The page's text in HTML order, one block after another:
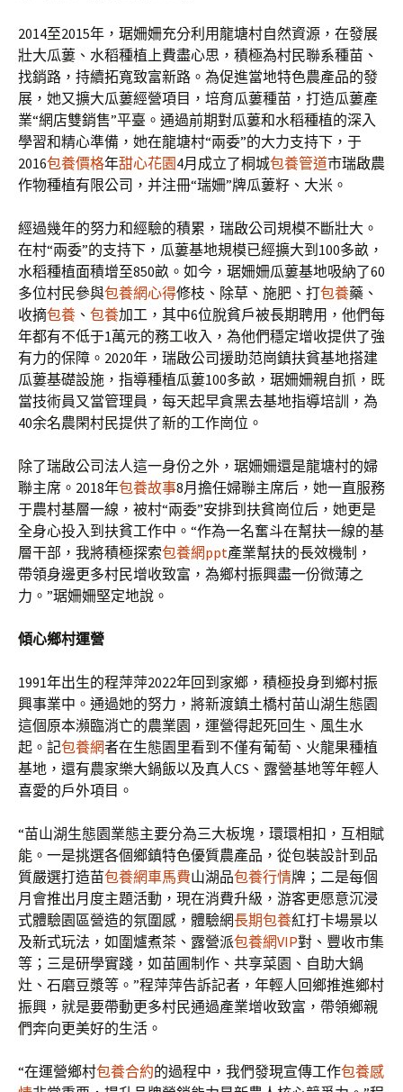
2014至2015年，琚姍姍充分利用龍塘村自然資源，在發展
壯大瓜蔞、水稻種植上費盡心思，積極為村民聯系種苗、
找銷路，持續拓寬致富新路。為促進當地特色農產品的發
展，她又擴大瓜蔞經營項目，培育瓜蔞種苗，打造瓜蔞產
業“網店雙銷售”平臺。通過前期對瓜蔞和水稻種植的深入
學習和精心準備，她在龍塘村“兩委”的大力支持下，于
2016包養價格年甜心花園4月成立了桐城包養管道市瑞啟農
作物種植有限公司，并注冊“瑞姍”牌瓜蔞籽、大米。
經過幾年的努力和經驗的積累，瑞啟公司規模不斷壯大。
在村“兩委”的支持下，瓜蔞基地規模已經擴大到100多畝，
水稻種植面積增至850畝。如今，琚姍姍瓜蔞基地吸納了60
多位村民參與包養網心得修枝、除草、施肥、打包養藥、
收摘包養 、 包養加工，其中6位脫貧戶被長期聘用，他們每
年都有不低于1萬元的務工收入，為他們穩定增收提供了強
有力的保障。2020年，瑞啟公司援助范崗鎮扶貧基地搭建
瓜蔞基礎設施，指導種植瓜蔞100多畝，琚姍姍親自抓，既
當技術員又當管理員，每天起早貪黑去基地指導培訓，為
40余名農閑村民提供了新的工作崗位。
除了瑞啟公司法人這一身份之外，琚姍姍還是龍塘村的婦
聯主席。2018年包養故事8月擔任婦聯主席后，她一直服務
于農村基層一線，被村“兩委”安排到扶貧崗位后，她更是
全身心投入到扶貧工作中。“作為一名奮斗在幫扶一線的基
層干部，我將積極探索包養網ppt產業幫扶的長效機制，
帶領身邊更多村民增收致富，為鄉村振興盡一份微薄之
力。”琚姍姍堅定地說。
傾心鄉村運營
1991年出生的程萍萍2022年回到家鄉，積極投身到鄉村振
興事業中。通過她的努力，將新渡鎮土橋村苗山湖生態園
這個原本瀕臨消亡的農業園，運營得起死回生、風生水
起。記包養網者在生態園里看到不僅有葡萄、火龍果種植
基地，還有農家樂大鍋飯以及真人CS、露營基地等年輕人
喜愛的戶外項目。
“苗山湖生態園業態主要分為三大板塊，環環相扣，互相賦
能。一是挑選各個鄉鎮特色優質農產品，從包裝設計到品
質嚴選打造苗包養網車馬費山湖品包養行情牌；二是每個
月會推出月度主題活動，現在消費升級，游客更愿意沉浸
式體驗園區營造的氛圍感，體驗網長期包養紅打卡場景以
及新式玩法，如圍爐煮茶、露營派包養網VIP對、豐收市集
等；三是研學實踐，如苗圃制作、共享菜園、自助大鍋
灶、石磨豆漿等。”程萍萍告訴記者，年輕人回鄉推進鄉村
振興，就是要帶動更多村民通過產業增收致富，帶領鄉親
們奔向更美好的生活。
“在運營鄉村包養合約的過程中，我們發現宣傳工作包養感